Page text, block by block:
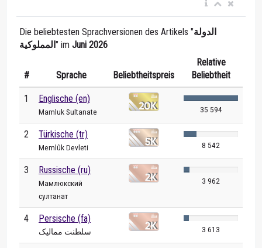
Die beliebtesten Sprachversionen des Artikels "الدولة
المملوكية" im Juni 2026
# Sprache Beliebtheitspreis
Relative
Beliebtheit
1 Englische (en)
Mamluk Sultanate 35 594
2 Türkische (tr)
Memlûk Devleti 8 542
3 Russische (ru)
Мамлюкский
султанат
3 962
4 Persische (fa)
سلطنت ممالیک 3 613